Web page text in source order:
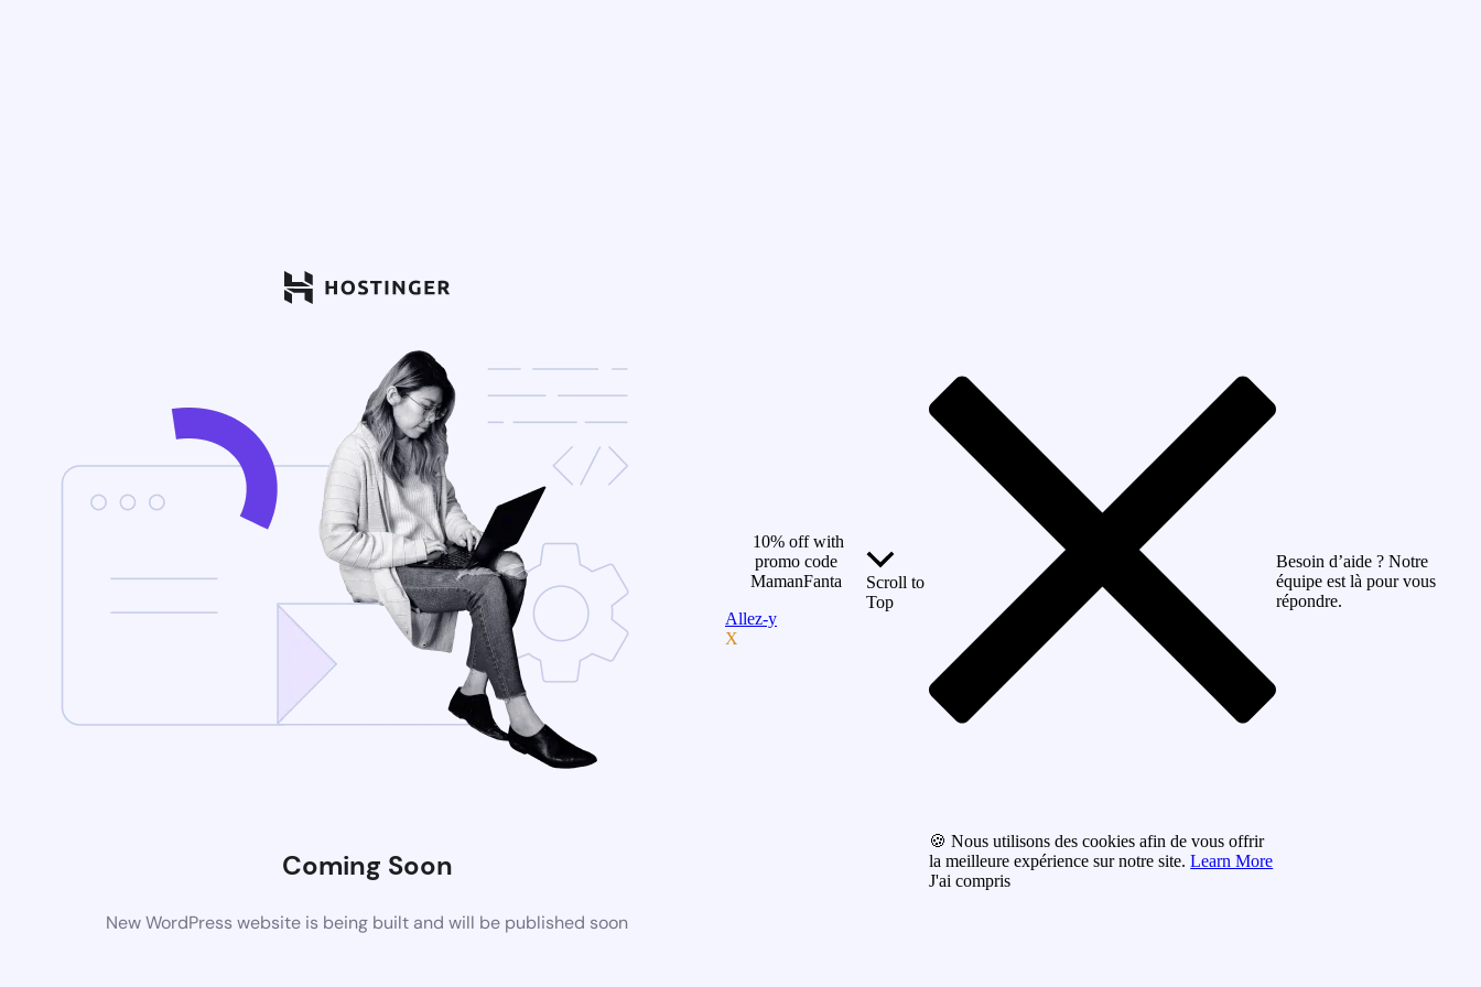
Coming Soon
New WordPress website is being built and will be published soon
10% off with
promo code
MamanFanta
Allez-y
X
Scroll to
Top
🍪 Nous utilisons des cookies afin de vous offrir
la meilleure expérience sur notre site.Learn More
J'ai compris
Besoin d’aide ? Notre
équipe est là pour vous
répondre.